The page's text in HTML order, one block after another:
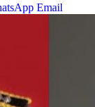
Email